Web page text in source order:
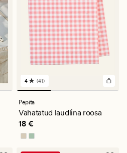
41
arvustust
keskmise
hinnanguga
4
4 (41)
Pepita
Vahatatud laudlina roosa
Pris_ee
18 €